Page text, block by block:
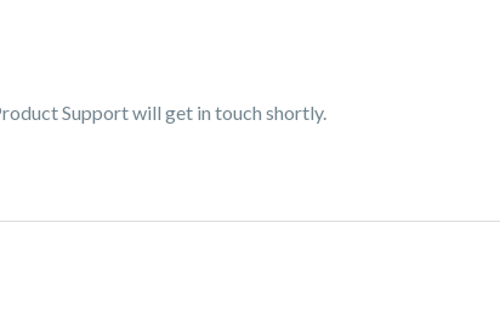
Support will get in touch shortly.